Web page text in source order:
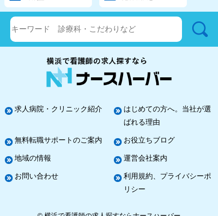
求人病院・クリニック紹介
はじめての方へ。当社が選
ばれる理由
無料転職サポートのご案内 お役立ちブログ
地域の情報 運営会社案内
お問い合わせ
利用規約、プライバシーポ
リシー